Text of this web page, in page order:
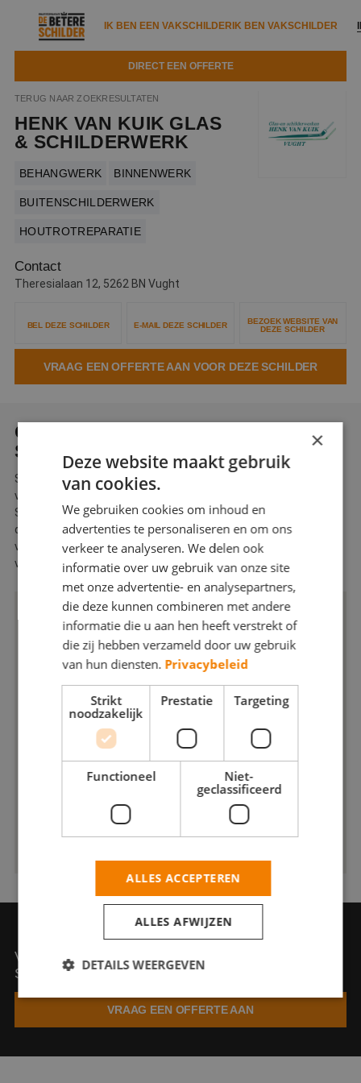
IK BEN EEN VAKSCHILDERIK BEN VAKSCHILDER
DIRECT EEN OFFERTE
IK BEN EEN VAKSCHILDER
Documenten
Kennisbank
Trainingen
Partners
IK ZOEK EEN VAKSCHILDERVAKSCHILDER ZOEKEN
Zoeken naar een schilder
Tips
Service
Binnenschilderwerk
DIRECT EEN OFFERTE
Over ons
Nieuws & blog
Magazines
TERUG NAAR ZOEKRESULTATEN
HENK VAN KUIK GLAS
& SCHILDERWERK
BEHANGWERK BINNENWERK
BUITENSCHILDERWERK
HOUTROTREPARATIE
Contact
Theresialaan 12, 5262 BN Vught
BEL DEZE SCHILDER E-MAIL DEZE SCHILDER
BEZOEK WEBSITE VAN
DEZE SCHILDER
VRAAG EEN OFFERTE AAN VOOR DEZE SCHILDER
OVER HENK VAN KUIK GLAS &
SCHILDERWERK
Schildersbedrijf Van Kuik bestaat al 68 jaar, deze jaren zijn
verdeeld over 3 generaties. De tijden veranderen,
Schildersbedrijf Van Kuik echter niet… Natuurlijk, we gaan met
de tijd mee, maar als het om kwaliteit gaat zijn we geen spat
veranderd. Zo was het in 1947, zo is het nu. De kwaliteit en het
vakmanschap van vroeger, de materialen en de snelheid van nu.
VRAAG EEN OFFERTE AAN
Vraag een offerte aan bij Henk van Kuik Glas &
Schilderwerk
VRAAG EEN OFFERTE AAN
×
Deze website maakt gebruik
van cookies.
We gebruiken cookies om inhoud en
advertenties te personaliseren en om ons
verkeer te analyseren. We delen ook
informatie over uw gebruik van onze site
met onze advertentie- en analysepartners,
die deze kunnen combineren met andere
informatie die u aan hen heeft verstrekt of
die zij hebben verzameld door uw gebruik
van hun diensten. Privacybeleid
Strikt
noodzakelijk
Prestatie Targeting
Functioneel
Niet-
geclassificeerd
ALLES ACCEPTEREN
ALLES AFWIJZEN
DETAILS WEERGEVEN
Strikt noodzakelijk Prestatie
Targeting